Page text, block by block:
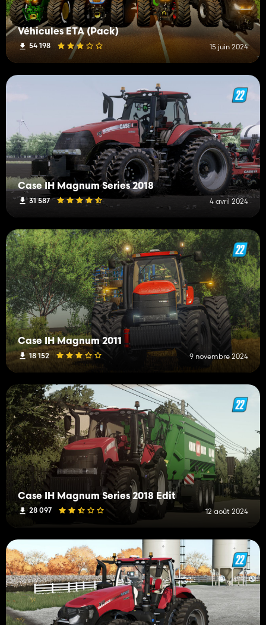
Véhicules ETA (Pack)
54 198 15 juin 2024
Case IH Magnum Series 2018
31 587 4 avril 2024
Case IH Magnum 2011
18 152 9 novembre 2024
Case IH Magnum Series 2018 Edit
28 097 12 août 2024